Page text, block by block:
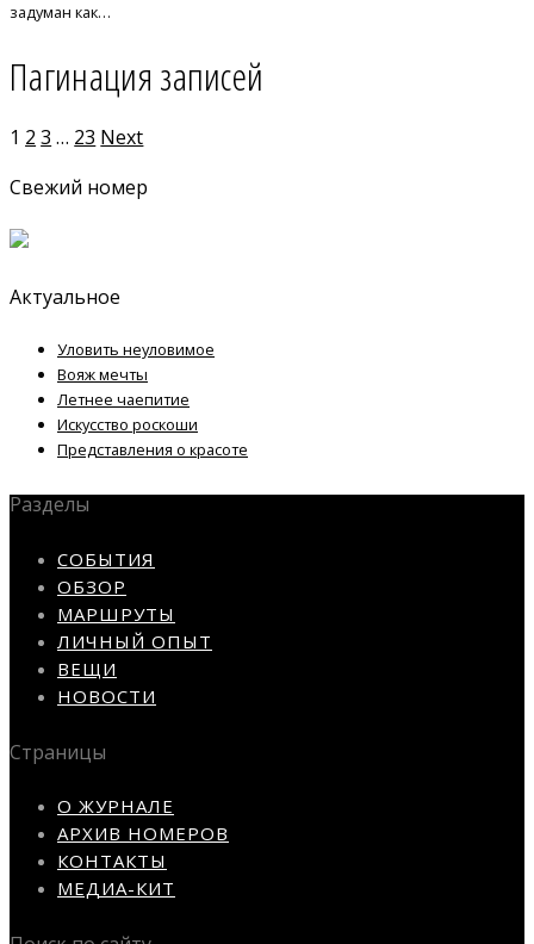
задуман как…
Пагинация записей
1 2 3 … 23 Next
Свежий номер
Актуальное
Уловить неуловимое
Вояж мечты
Летнее чаепитие
Искусство роскоши
Представления о красоте
Разделы
СОБЫТИЯ
ОБЗОР
МАРШРУТЫ
ЛИЧНЫЙ ОПЫТ
ВЕЩИ
НОВОСТИ
Страницы
О ЖУРНАЛЕ
АРХИВ НОМЕРОВ
КОНТАКТЫ
МЕДИА-КИТ